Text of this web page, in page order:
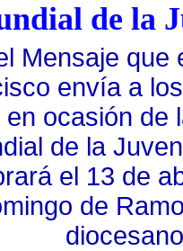
de la
Mensaje que
envía a
en ocasión de
de la
el 13 de
de